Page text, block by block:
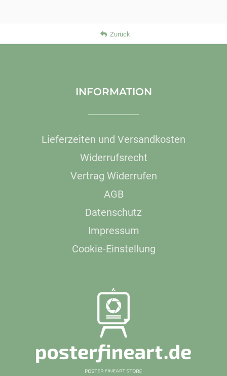
Zurück
INFORMATION
Lieferzeiten und Versandkosten
Widerrufsrecht
Vertrag Widerrufen
AGB
Datenschutz
Impressum
Cookie-Einstellung